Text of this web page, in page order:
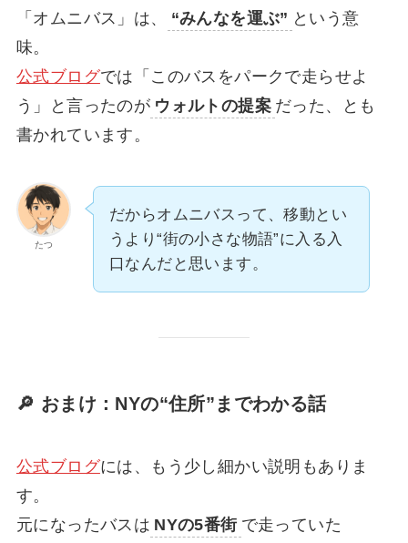
「オムニバス」は、 “みんなを運ぶ” という意
味。
公式ブログでは「このバスをパークで走らせよ
う」と言ったのが ウォルトの提案 だった、とも
書かれています。
たつ
だからオムニバスって、移動とい
うより“街の小さな物語”に入る入
口なんだと思います。
🔎 おまけ：NYの“住所”までわかる話
公式ブログには、もう少し細かい説明もありま
す。
元になったバスは NYの5番街 で走っていた